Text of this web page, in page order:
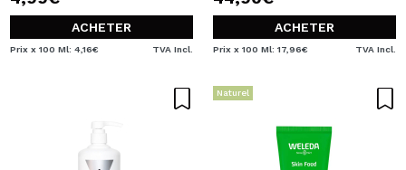
ACHETER
Prix x 100 Ml: 4,16€ TVA Incl.
ACHETER
Prix x 100 Ml: 17,96€ TVA Incl.
Naturel